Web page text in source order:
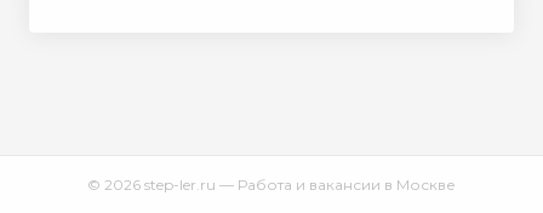
© 2026 step-ler.ru — Работа и вакансии в Москве